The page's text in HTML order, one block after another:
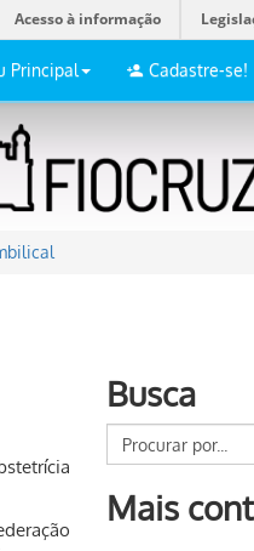
Acesso à informação
Principal Cadastre-se!
Busca
Mais